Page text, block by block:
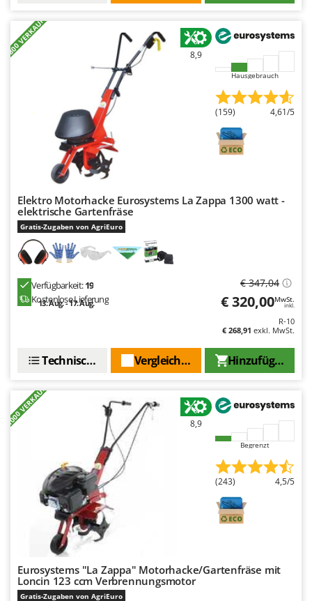
+800 VERKAUFT 8,9
Hausgebrauch
(159) 4,61/5
Elektro Motorhacke Eurosystems La Zappa 1300 watt -
elektrische Gartenfräse
Gratis-Zugaben von AgriEuro
Verfügbarkeit:19
Kostenlose Lieferung
13. Aug. - 17. Aug.
€ 347,04
€ 320,00MwSt.
inkl.
R-10
€ 268,91 exkl. MwSt.
Hinzufügen
Vergleichen Sie
Technische Daten
+1000 VERKAUFT 8,9
Begrenzt
(243) 4,5/5
Eurosystems "La Zappa" Motorhacke/Gartenfräse mit
Loncin 123 ccm Verbrennungsmotor
Gratis-Zugaben von AgriEuro